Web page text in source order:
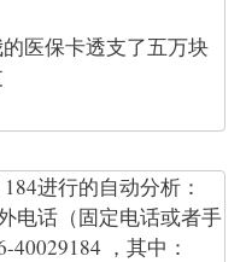
医保卡透支了五万块
进行的自动分析：
电话（固定电话或者手
，其中：